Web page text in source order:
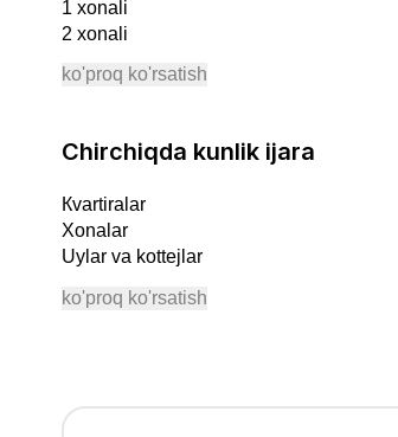
Taunxauslar
Uchastkalar
Garajlar
Оfislar
Kafe, restoran uchun maydonlar
Omborlar
Ishlab chiqarishlar
Tijoriy yer
1 xonali
2 xonali
4 xonali
Xonalar
Uylar va kottejlar
Taunxauslar
Garajlar
Avtoulov joyini
Tijoriy ko'chmas mulk
Ishlab chiqarishlar
ko'proq ko'rsatish
Chirchiqda kunlik ijara
Кvartiralar
Xonalar
Uylar va kottejlar
Mehmonxonalar
ko'proq ko'rsatish